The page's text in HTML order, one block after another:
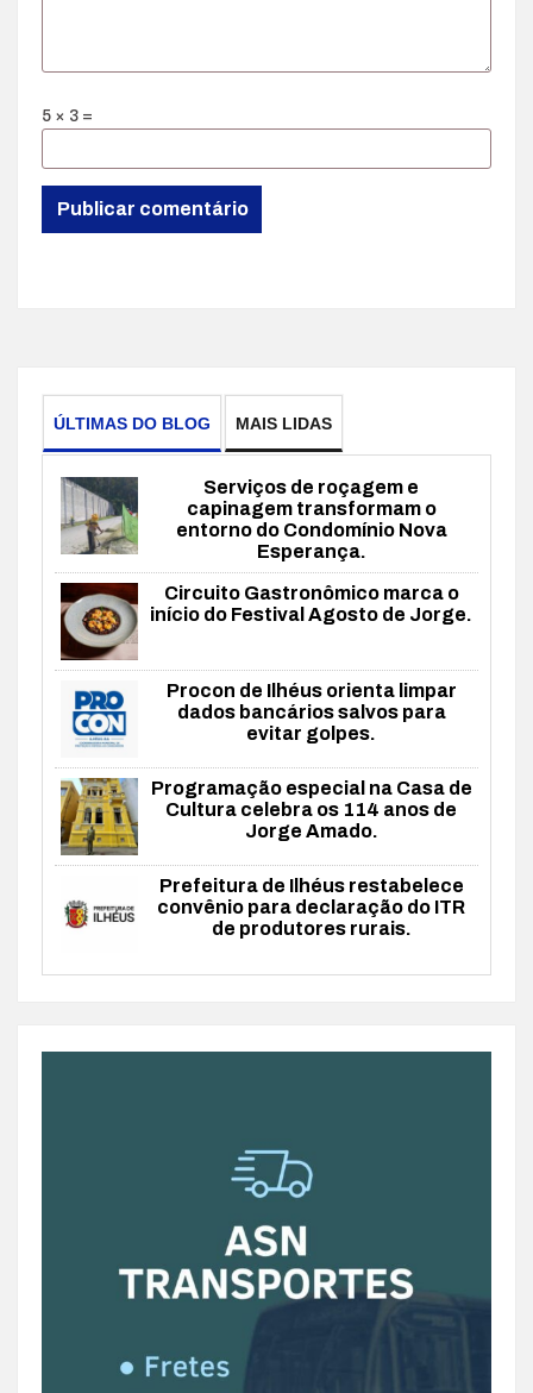
5 × 3 =
ÚLTIMAS DO BLOG MAIS LIDAS
Serviços de roçagem e
capinagem transformam o
entorno do Condomínio Nova
Esperança.
Circuito Gastronômico marca o
início do Festival Agosto de Jorge.
Procon de Ilhéus orienta limpar
dados bancários salvos para
evitar golpes.
Programação especial na Casa de
Cultura celebra os 114 anos de
Jorge Amado.
Prefeitura de Ilhéus restabelece
convênio para declaração do ITR
de produtores rurais.